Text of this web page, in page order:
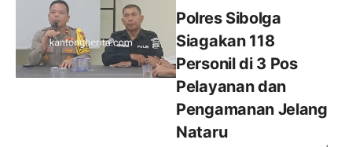
Polres Sibolga
Siagakan 118
Personil di 3 Pos
Pelayanan dan
Pengamanan Jelang
Nataru